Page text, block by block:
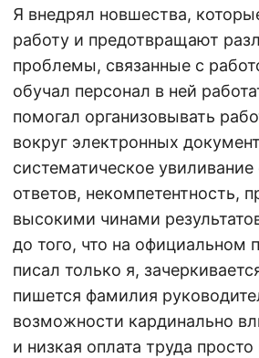
Я внедрял новшества,
работу и предотвращают
проблемы, связанные с
обучал персонал в ней
помогал организовывать
вокруг электронных
систематическое
ответов, некомпетентность,
высокими чинами
до того, что на официальном
писал только я,
пишется фамилия
возможности кардинально
и низкая оплата труда